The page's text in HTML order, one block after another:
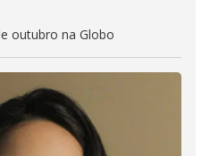
outubro na Globo